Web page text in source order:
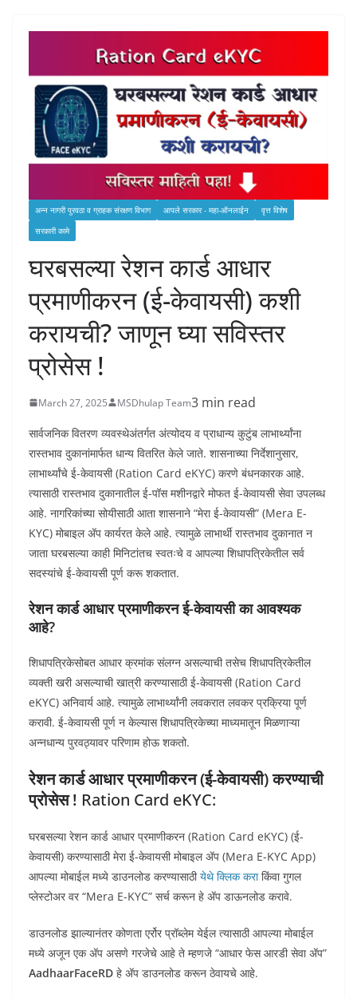
अन्‍न नागरी पुरवठा व ग्राहक संरक्षण विभाग आपले सरकार - महा-ऑनलाईन
वृत्त विशेष
सरकारी कामे
घरबसल्या रेशन कार्ड आधार
प्रमाणीकरन (ई-केवायसी) कशी
करायची? जाणून घ्या सविस्तर
प्रोसेस !
March 27, 2025 MSDhulap Team3 min read
सार्वजनिक वितरण व्यवस्थेअंतर्गत अंत्योदय व प्राधान्य कुटुंब लाभार्थ्यांना
रास्तभाव दुकानांमार्फत धान्य वितरित केले जाते. शासनाच्या निर्देशानुसार,
लाभार्थ्यांचे ई-केवायसी (Ration Card eKYC) करणे बंधनकारक आहे.
त्यासाठी रास्तभाव दुकानातील ई-पॉस मशीनद्वारे मोफत ई-केवायसी सेवा उपलब्ध
आहे. नागरिकांच्या सोयीसाठी आता शासनाने “मेरा ई-केवायसी” (Mera E-
KYC) मोबाइल ॲप कार्यरत केले आहे. त्यामुळे लाभार्थी रास्तभाव दुकानात न
जाता घरबसल्या काही मिनिटांतच स्वतःचे व आपल्या शिधापत्रिकेतील सर्व
सदस्यांचे ई-केवायसी पूर्ण करू शकतात.
रेशन कार्ड आधार प्रमाणीकरन ई-केवायसी का आवश्यक
आहे?
शिधापत्रिकेसोबत आधार क्रमांक संलग्न असल्याची तसेच शिधापत्रिकेतील
व्यक्ती खरी असल्याची खात्री करण्यासाठी ई-केवायसी (Ration Card
eKYC) अनिवार्य आहे. त्यामुळे लाभार्थ्यांनी लवकरात लवकर प्रक्रिया पूर्ण
करावी. ई-केवायसी पूर्ण न केल्यास शिधापत्रिकेच्या माध्यमातून मिळणाऱ्या
अन्नधान्य पुरवठ्यावर परिणाम होऊ शकतो.
रेशन कार्ड आधार प्रमाणीकरन (ई-केवायसी) करण्याची
प्रोसेस ! Ration Card eKYC:
घरबसल्या रेशन कार्ड आधार प्रमाणीकरन (Ration Card eKYC) (ई-
केवायसी) करण्यासाठी मेरा ई-केवायसी मोबाइल ॲप (Mera E-KYC App)
आपल्या मोबाईल मध्ये डाउनलोड करण्यासाठीयेथे क्लिक कराकिंवा गुगल
प्लेस्टोअर वर “Mera E-KYC” सर्च करून हे ॲप डाऊनलोड करावे.
डाउनलोड झाल्यानंतर कोणता एर्रोर प्रॉब्लेम येईल त्यासाठी आपल्या मोबाईल
मध्ये अजून एक ॲप असणे गरजेचे आहे ते म्हणजे “आधार फेस आरडी सेवा ॲप”
AadhaarFaceRD हे ॲप डाउनलोड करून ठेवायचे आहे.